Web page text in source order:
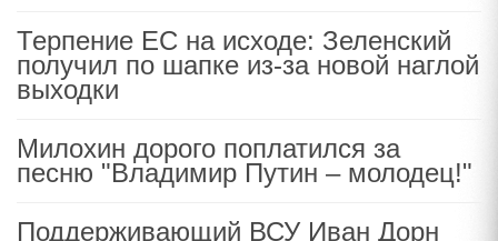
Терпение ЕС на исходе: Зеленский
получил по шапке из-за новой наглой
выходки
Милохин дорого поплатился за
песню "Владимир Путин – молодец!"
Поддерживающий ВСУ Иван Дорн